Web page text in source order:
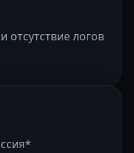
логов